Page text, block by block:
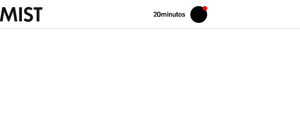
Volver
Iniciar
sesión